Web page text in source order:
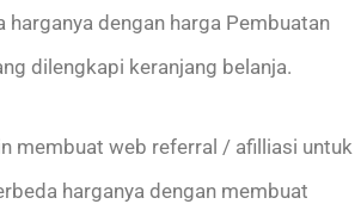
harganya dengan harga Pembuatan
dilengkapi keranjang belanja.
membuat web referral / afilliasi untuk
harganya dengan membuat